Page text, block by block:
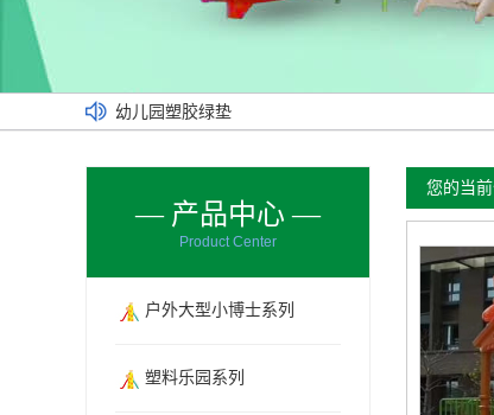
幼儿园塑料玩具
姚村幼儿园
您的当前
— 产品中心 —
Product Center
户外大型小博士系列
塑料乐园系列